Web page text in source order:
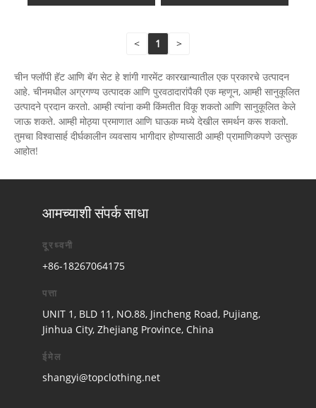
< 1 >
चीन फ्लॉपी हॅट आणि बॅग सेट हे शांगी गारमेंट कारखान्यातील एक प्रकारचे उत्पादन
आहे. चीनमधील अग्रगण्य उत्पादक आणि पुरवठादारांपैकी एक म्हणून, आम्ही सानुकूलित
उत्पादने प्रदान करतो. आम्ही त्यांना कमी किंमतीत विकू शकतो आणि सानुकूलित केले
जाऊ शकते. आम्ही मोठ्या प्रमाणात आणि घाऊक मध्ये देखील समर्थन करू शकतो.
तुमचा विश्वासार्ह दीर्घकालीन व्यवसाय भागीदार होण्यासाठी आम्ही प्रामाणिकपणे उत्सुक
आहोत!
आमच्याशी संपर्क साधा
दूरध्वनी
+86-18267064175
पत्ता
UNIT 1, BLD 11, NO.88, Jincheng Road, Pujiang,
Jinhua City, Zhejiang Province, China
ईमेल
shangyi@topclothing.net